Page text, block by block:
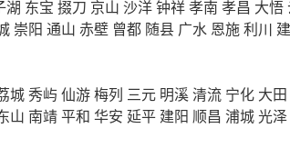
湖 东宝 掇刀 京山 沙洋钟祥孝南 孝昌 大悟
崇阳 通山 赤壁 曾都 随县 广水 恩施利川
城秀屿仙游梅列 三元 明溪清流 宁化 大田
山 南靖平和 华安 延平 建阳 顺昌 浦城光泽